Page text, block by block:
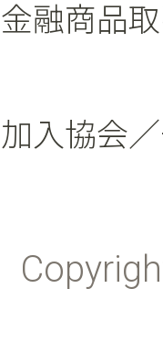
金融商品
加入協会